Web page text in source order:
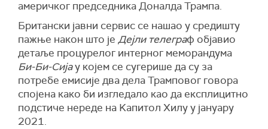
америчког председника Доналда Трампа.
Британски јавни сервис се нашао у средишту
пажње након што је Дејли телеграф објавио
детаље процурелог интерног меморандума
Би-Би-Сијау којем се сугерише да су за
потребе емисије два дела Трамповог говора
спојена како би изгледало као да експлицитно
подстиче нереде на Kапитол Хилу у јануару
2021.